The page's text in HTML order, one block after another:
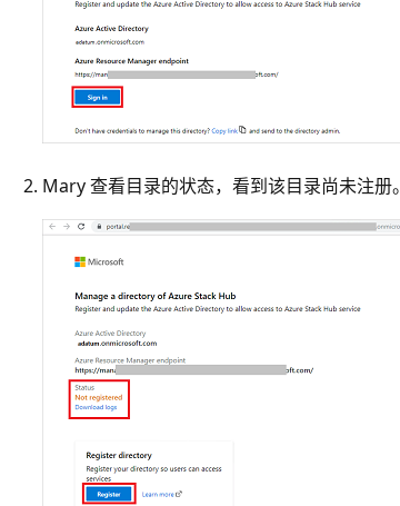
Mary 查看目录的状态，看到该目录尚未注册。